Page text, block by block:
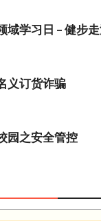
学习日 – 健步走
义订货诈骗
园之安全管控